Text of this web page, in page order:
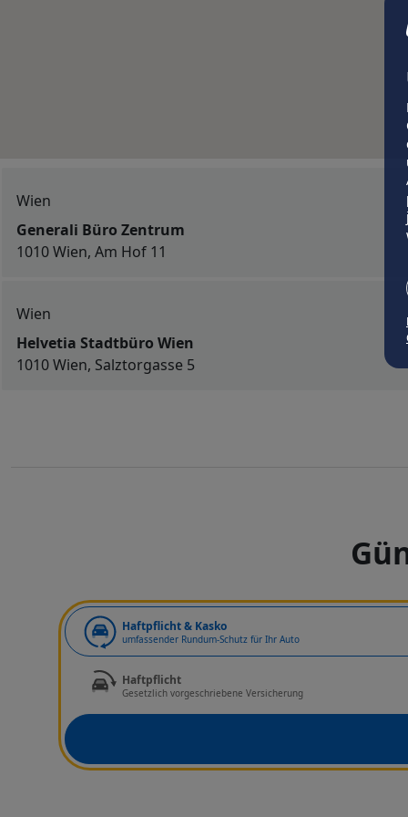
Wien
Generali Büro Zentrum
1010 Wien, Am Hof 11
Wien
Helvetia Stadtbüro Wien
1010 Wien, Salztorgasse 5
Haftpflicht & Kasko
umfassender Rundum-Schutz für Ihr Auto
Haftpflicht
Gesetzlich vorgeschriebene Versicherung